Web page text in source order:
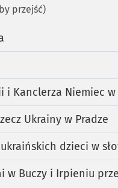
przejść)
i Kanclerza Niemiec
Ukrainy w Pradze
dzieci w
Buczy i Irpieniu